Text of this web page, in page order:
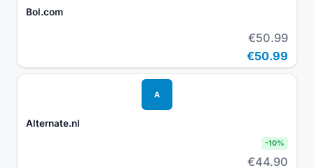
Bol.com
€50.99
€50.99
A
Alternate.nl
-10%
€44.90